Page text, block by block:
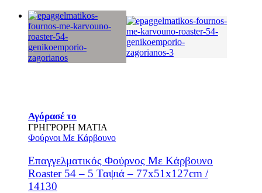
Αγόρασέ το
ΓΡΗΓΡΟΡΗ ΜΑΤΙΑ
Φούρνοι Με Κάρβουνο
Επαγγελματικός Φούρνος Mε Kάρβουνο
Roaster 54 – 5 Ταψιά – 77x51x127cm /
14130